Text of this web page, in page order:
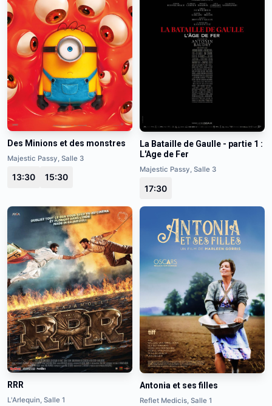
Des Minions et des monstres
Majestic Passy, Salle 3
13:30 15:30
La Bataille de Gaulle - partie 1 :
L'Age de Fer
Majestic Passy, Salle 3
17:30
RRR
L'Arlequin, Salle 1
Antonia et ses filles
Reflet Medicis, Salle 1